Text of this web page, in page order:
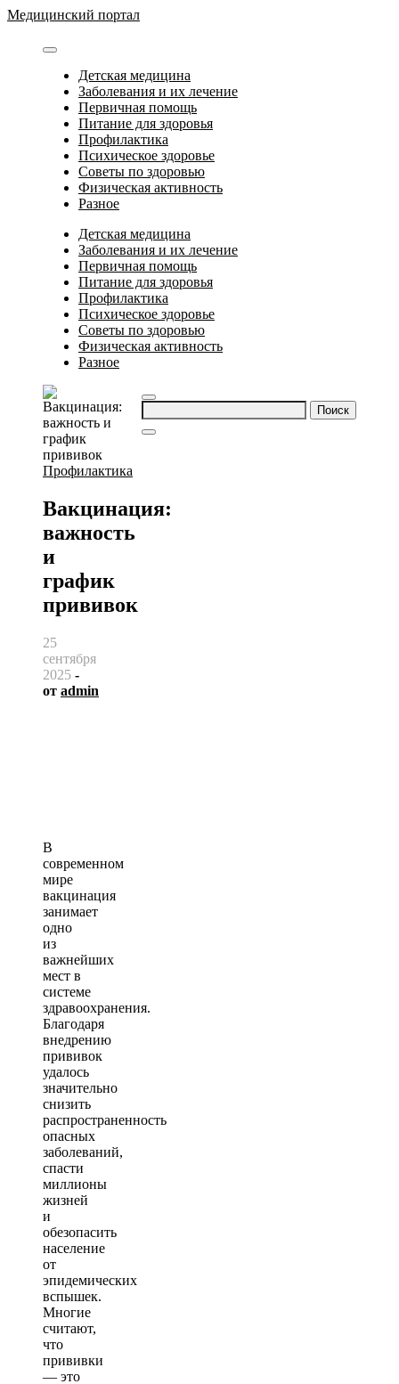
Перейти
содержимому
Медицинский портал
Детская медицина
Заболевания и их лечение
Первичная помощь
Питание для здоровья
Профилактика
Психическое здоровье
Советы по здоровью
Физическая активность
Разное
Детская медицина
Заболевания и их лечение
Первичная помощь
Питание для здоровья
Профилактика
Психическое здоровье
Советы по здоровью
Физическая активность
Разное
Найти:
Профилактика
Вакцинация:
важность
и
график
прививок
25
сентября
2025 -
от admin
В
современном
мире
вакцинация
занимает
одно
из
важнейших
мест в
системе
здравоохранения.
Благодаря
внедрению
прививок
удалось
значительно
снизить
распространенность
опасных
заболеваний,
спасти
миллионы
жизней
и
обезопасить
население
от
эпидемических
вспышек.
Многие
считают,
что
прививки
— это